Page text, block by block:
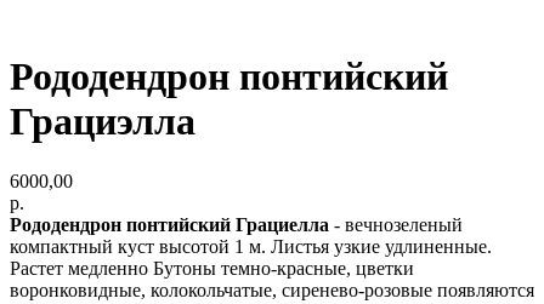
Рододендрон понтийский
Грациэлла
6000,00
р.
Рододендрон понтийский Грациелла - вечнозеленый
компактный куст высотой 1 м. Листья узкие удлиненные.
Растет медленно Бутоны темно-красные, цветки
воронковидные, колокольчатые, сиренево-розовые появляются